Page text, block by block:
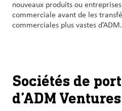
nouveaux produits ou
commerciale avant de les
commerciales plus vastes d’ADM.
Sociétés de
d’ADM Ventures